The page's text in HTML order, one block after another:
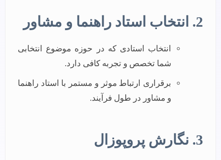
2. انتخاب استاد راهنما و مشاور
انتخاب استادی که در حوزه موضوع انتخابی
شما تخصص و تجربه کافی دارد.
برقراری ارتباط موثر و مستمر با استاد راهنما
و مشاور در طول فرآیند.
3. نگارش پروپوزال